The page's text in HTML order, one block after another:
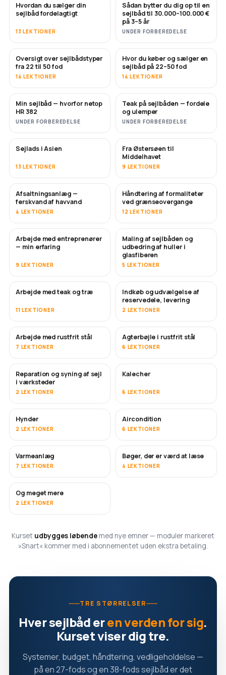
NYT
Hvordan du sælger din
sejlbåd fordelagtigt
13 LEKTIONER
NYT
Sådan bytter du dig op til en
sejlbåd til 30.000–100.000 €
på 3–5 år
UNDER FORBEREDELSE
SNART
Oversigt over sejlbådstyper
fra 22 til 50 fod
14 LEKTIONER
SNART
Hvor du køber og sælger en
sejlbåd på 22–50 fod
14 LEKTIONER
SNART
Min sejlbåd — hvorfor netop
HR 382
UNDER FORBEREDELSE
SNART
Teak på sejlbåden — fordele
og ulemper
UNDER FORBEREDELSE
SNART
Sejlads i Asien
13 LEKTIONER
SNART
Fra Østersøen til
Middelhavet
9 LEKTIONER
SNART
Afsaltningsanlæg —
ferskvand af havvand
4 LEKTIONER
Håndtering af formaliteter
ved grænseovergange
12 LEKTIONER
SNART
Arbejde med entreprenører
— min erfaring
9 LEKTIONER
SNART
Maling af sejlbåden og
udbedring af huller i
glasfiberen
5 LEKTIONER
Arbejde med teak og træ
11 LEKTIONER
SNART
Indkøb og udvælgelse af
reservedele, levering
2 LEKTIONER
SNART
Arbejde med rustfrit stål
7 LEKTIONER
Agterbøjle i rustfrit stål
6 LEKTIONER
SNART
Reparation og syning af sejl
i værksteder
2 LEKTIONER
Kalecher
6 LEKTIONER
Hynder
2 LEKTIONER
SNART
Aircondition
6 LEKTIONER
SNART
Varmeanlæg
7 LEKTIONER
SNART
Bøger, der er værd at læse
4 LEKTIONER
SNART
Og meget mere
2 LEKTIONER
Kurset udbygges løbende med nye emner — moduler markeret
»Snart« kommer med i abonnementet uden ekstra betaling.
TRE STØRRELSER
Hver sejlbåd eren verden for sig.
Kurset viser dig tre.
Systemer, budget, håndtering, vedligeholdelse —
på en 27-fods og en 38-fods sejlbåd er det